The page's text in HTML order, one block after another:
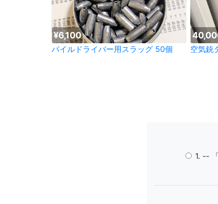
¥6,100
パイルドライバー用スラッグ 50個 空気銃
1. --